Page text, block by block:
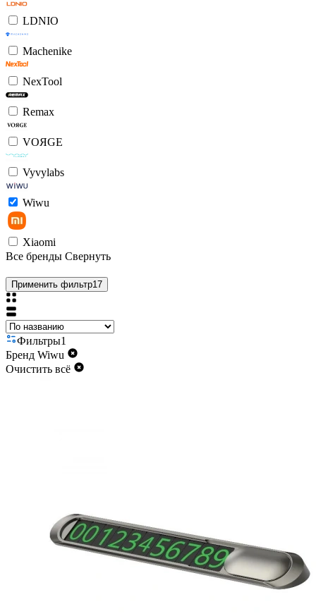
LDNIO
Machenike
NexTool
Remax
VOЯGE
Vyvylabs
Wiwu
Xiaomi
Все бренды Свернуть
Применить фильтр17
Фильтры1
Бренд Wiwu
Очистить всё